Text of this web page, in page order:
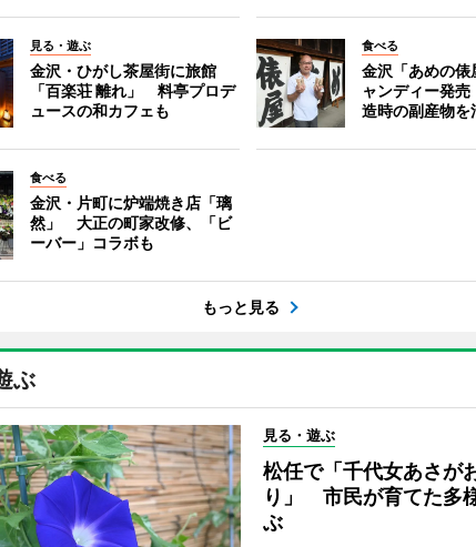
見る・遊ぶ
金沢・ひがし茶屋街に旅館
「百楽荘 離れ」 料亭プロデ
ュースの和カフェも
食べる
金沢「あめの俵
ャンディー発
造時の副産物を
食べる
金沢・片町に炉端焼き店「璃
然」 大正の町家改修、「ビ
ーバー」コラボも
もっと見る
ぶ
見る・遊ぶ
松任で「千代女あさが
り」 市民が育てた多
ぶ